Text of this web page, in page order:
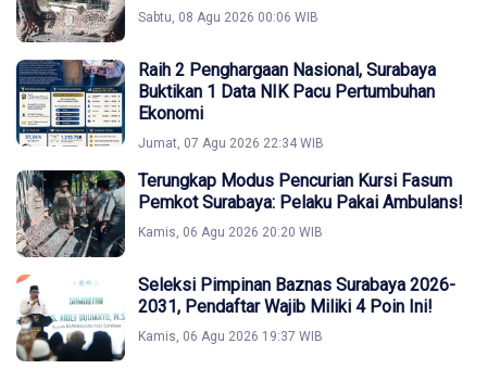
Sabtu, 08 Agu 2026 00:06 WIB
Raih 2 Penghargaan Nasional, Surabaya
Buktikan 1 Data NIK Pacu Pertumbuhan
Ekonomi
Jumat, 07 Agu 2026 22:34 WIB
Terungkap Modus Pencurian Kursi Fasum
Pemkot Surabaya: Pelaku Pakai Ambulans!
Kamis, 06 Agu 2026 20:20 WIB
Seleksi Pimpinan Baznas Surabaya 2026-
2031, Pendaftar Wajib Miliki 4 Poin Ini!
Kamis, 06 Agu 2026 19:37 WIB